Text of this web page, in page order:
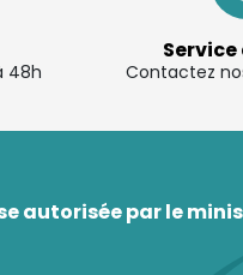
48h Contactez
autorisée par le